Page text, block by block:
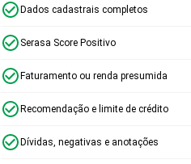
Dados cadastrais completos
Serasa Score Positivo
Faturamento ou renda presumida
Recomendação e limite de crédito
Dívidas, negativas e anotações